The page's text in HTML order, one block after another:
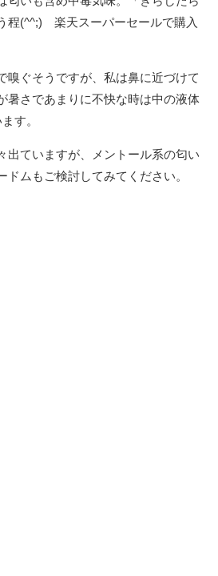
程(^^;) 楽天スーパーセールで購入
嗅ぐそうですが、私は鼻に近づけて
暑さであまりに不快な時は中の液体
す。
出ていますが、メントール系の匂い
ドムもご検討してみてください。